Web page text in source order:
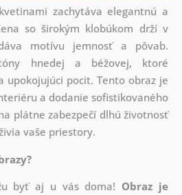
zachytáva elegantnú a
so širokým klobúkom drží v
motívu jemnosť a pôvab.
hnedej a béžovej, ktoré
upokojujúci pocit. Tento obraz je
a dodanie sofistikovaného
plátne zabezpečí dlhú životnosť
vaše priestory.
byť aj u vás doma! Obraz je